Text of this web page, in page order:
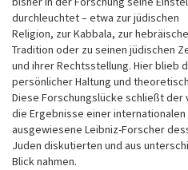
durchleuchtet – etwa zur jüdischen
Religion, zur Kabbala, zur
Tradition oder zu seinen jüdischen
und ihrer Rechtsstellung. Hier blieb
persönlicher Haltung und
Diese Forschungslücke schließt
die Ergebnisse einer
ausgewiesene Leibniz-Forscher
Juden diskutierten und aus
Blick nahmen.